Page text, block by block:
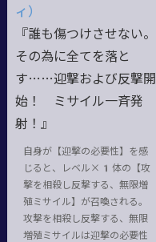
ィ）
『誰も傷つけさせない。
その為に全てを落と
す……迎撃および反撃開
始！ ミサイル一斉発
射！』
自身が【迎撃の必要性】を感
じると、レベル×1体の【攻
撃を相殺し反撃する、無限増
殖ミサイル】が召喚される。
攻撃を相殺し反撃する、無限
増殖ミサイルは迎撃の必要性